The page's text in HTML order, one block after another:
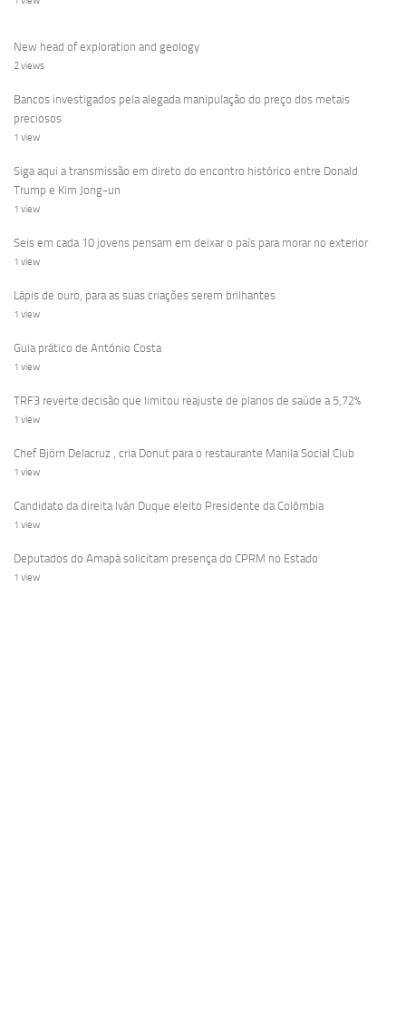
New head of exploration and geology
2 views
Bancos investigados pela alegada manipulação do preço dos metais
preciosos
1 view
Siga aqui a transmissão em direto do encontro histórico entre Donald
Trump e Kim Jong-un
1 view
Seis em cada 10 jovens pensam em deixar o país para morar no exterior
1 view
Lápis de ouro, para as suas criações serem brilhantes
1 view
Guia prático de António Costa
1 view
TRF3 reverte decisão que limitou reajuste de planos de saúde a 5,72%
1 view
Chef Björn Delacruz , cria Donut para o restaurante Manila Social Club
1 view
Candidato da direita Iván Duque eleito Presidente da Colômbia
1 view
Deputados do Amapá solicitam presença do CPRM no Estado
1 view